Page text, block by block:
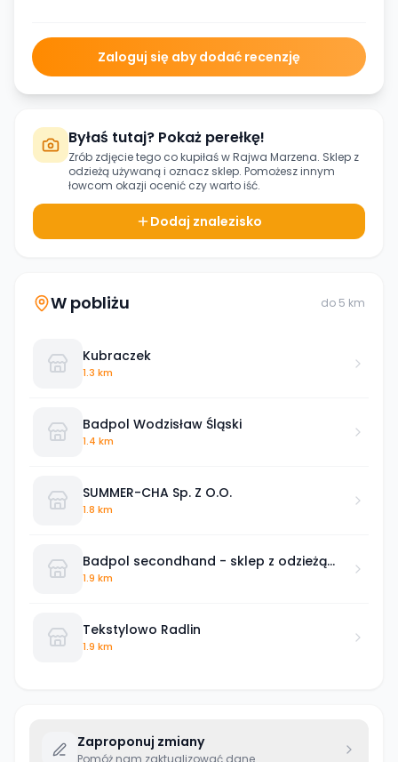
Zaloguj się aby dodać recenzję
Byłaś tutaj? Pokaż perełkę!
Zrób zdjęcie tego co kupiłaś wRajwa Marzena. Sklep z
odzieżą używanąi oznacz sklep. Pomożesz innym
łowcom okazji ocenić czy warto iść.
Dodaj znalezisko
W pobliżu do 5 km
Kubraczek
1.3 km
Badpol Wodzisław Śląski
1.4 km
SUMMER-CHA Sp. Z O.O.
1.8 km
Badpol secondhand - sklep z odzieżą
używaną Przysucha
1.9 km
Tekstylowo Radlin
1.9 km
Zaproponuj zmiany
Pomóż nam zaktualizować dane